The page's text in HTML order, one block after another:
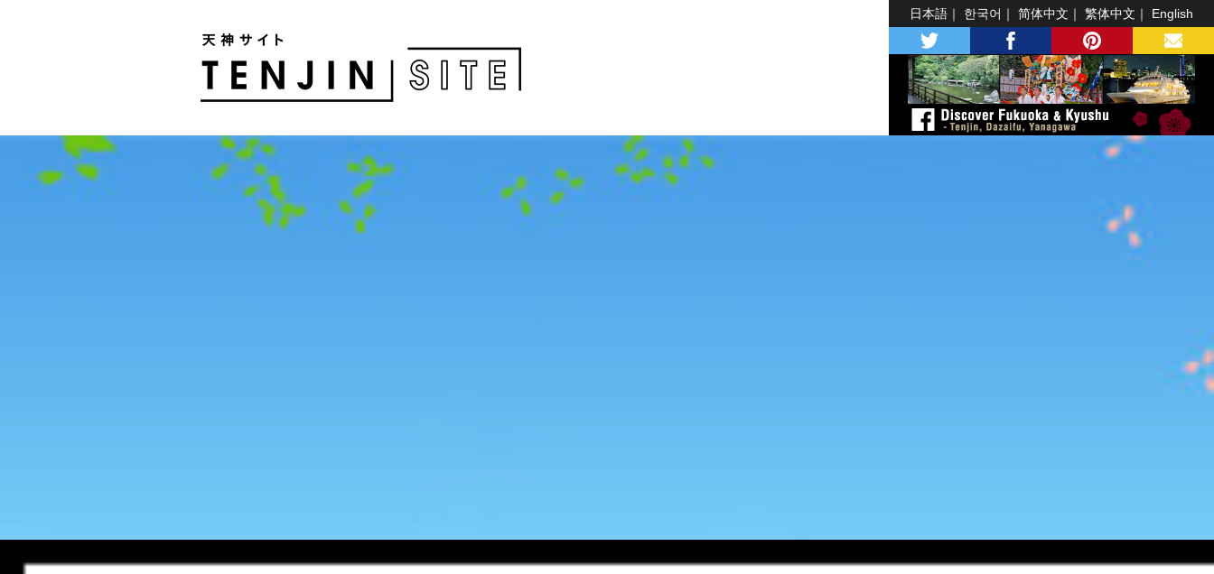
日本語 한국어 简体中文 繁体中文 English
twitter facebook pinterest MAIL